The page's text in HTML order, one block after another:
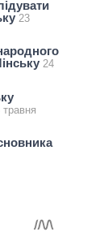
23
24
травня